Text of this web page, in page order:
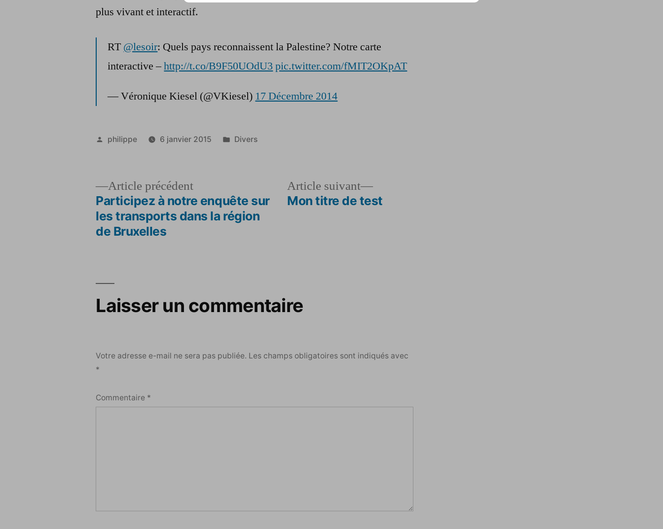
tweet
plus vivant et interactif.
RT @lesoir: Quels pays reconnaissent la Palestine? Notre carte
interactive –http://t.co/B9F50UOdU3 pic.twitter.com/fMIT2OKpAT
— Véronique Kiesel (@VKiesel) 17 Décembre 2014
Publié
philippe 6 janvier 2015
Publié
Divers
Navigation
Article précédentArticle
précédent :
Participez à notre enquête sur
les transports dans la région
de Bruxelles
Article suivant
Article
suivant :
Mon titre de test
Laisser un commentaire
Votre adresse e-mail ne sera pas publiée. Les champs obligatoires sont indiqués avec
*
Commentaire *